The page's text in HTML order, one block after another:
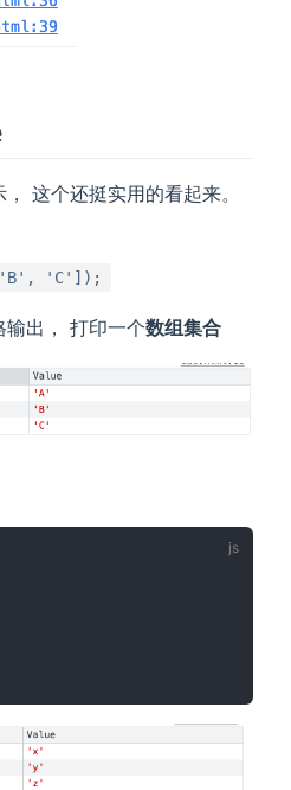
这个还挺实用的看起来。
'B', 'C']);
出， 打印一个数组集合